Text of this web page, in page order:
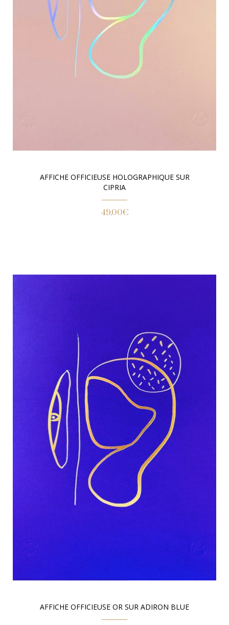
AFFICHE OFFICIEUSE HOLOGRAPHIQUE SUR
CIPRIA
49,00€
AFFICHE OFFICIEUSE OR SUR ADIRON BLUE